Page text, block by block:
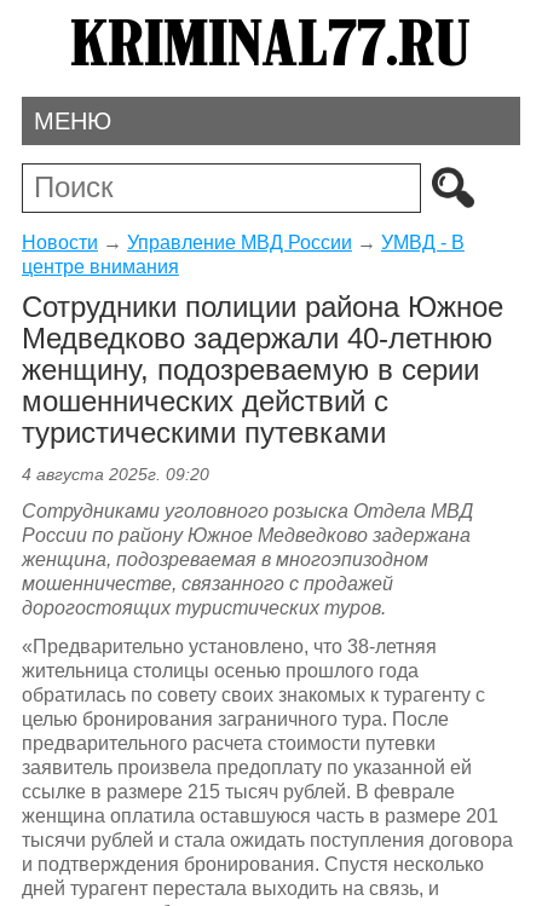
МЕНЮ
Новости → Управление МВД России → УМВД - В
центре внимания
Сотрудники полиции района Южное
Медведково задержали 40-летнюю
женщину, подозреваемую в серии
мошеннических действий с
туристическими путевками
4 августа 2025г. 09:20
Сотрудниками уголовного розыска Отдела МВД
России по району Южное Медведково задержана
женщина, подозреваемая в многоэпизодном
мошенничестве, связанного с продажей
дорогостоящих туристических туров.
«Предварительно установлено, что 38-летняя
жительница столицы осенью прошлого года
обратилась по совету своих знакомых к турагенту с
целью бронирования заграничного тура. После
предварительного расчета стоимости путевки
заявитель произвела предоплату по указанной ей
ссылке в размере 215 тысяч рублей. В феврале
женщина оплатила оставшуюся часть в размере 201
тысячи рублей и стала ожидать поступления договора
и подтверждения бронирования. Спустя несколько
дней турагент перестала выходить на связь, и